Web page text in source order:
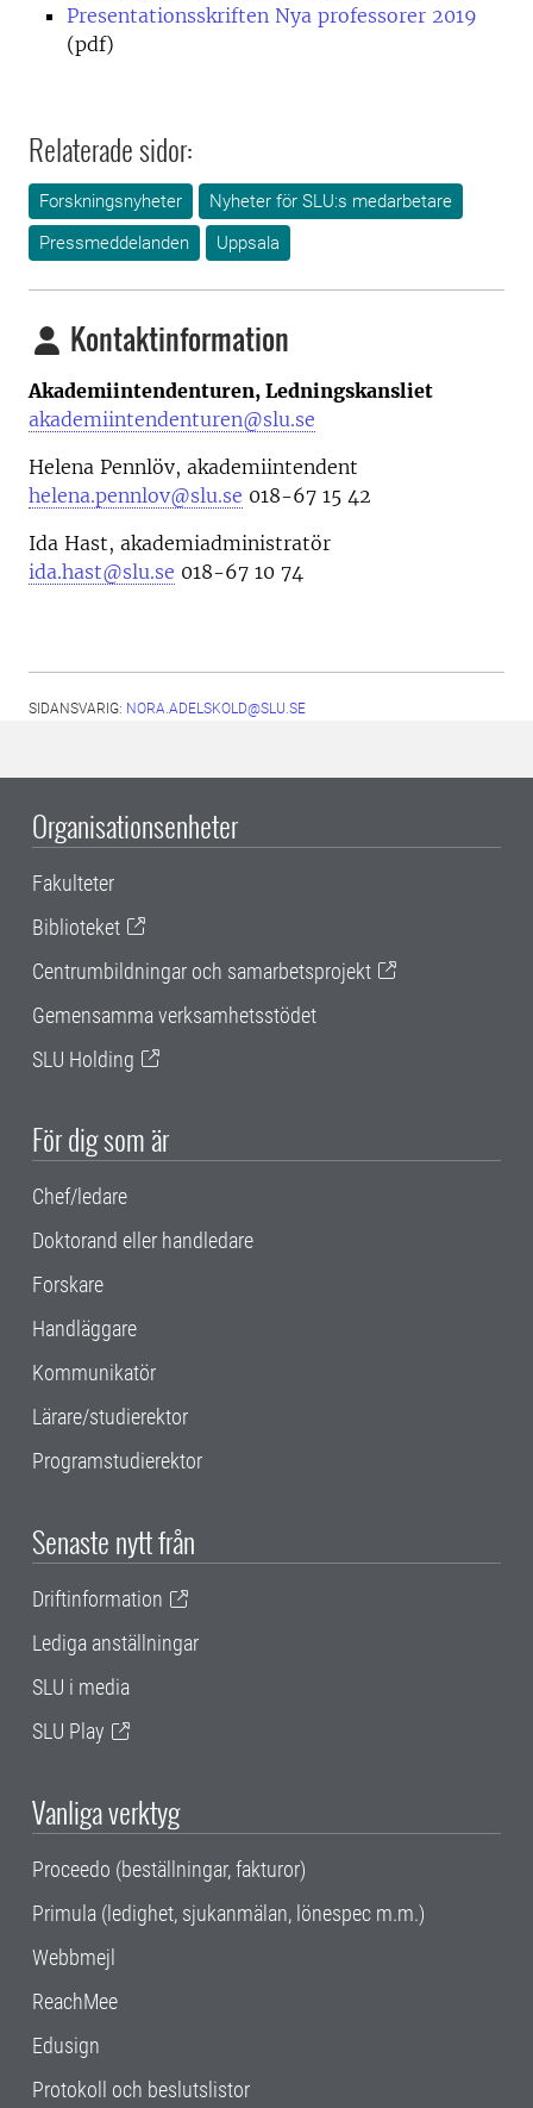
Presentationsskriften Nya professorer 2019
(pdf)
Relaterade sidor:
Forskningsnyheter
Nyheter för SLU:s medarbetare
Pressmeddelanden
Uppsala
Kontaktinformation
Akademiintendenturen, Ledningskansliet
akademiintendenturen@slu.se
Helena Pennlöv, akademiintendent
helena.pennlov@slu.se 018-67 15 42
Ida Hast, akademiadministratör
ida.hast@slu.se 018-67 10 74
SIDANSVARIG: NORA.ADELSKOLD@SLU.SE
Organisationsenheter
Fakulteter
Biblioteket
Centrumbildningar och samarbetsprojekt
Gemensamma verksamhetsstödet
SLU Holding
För dig som är
Chef/ledare
Doktorand eller handledare
Forskare
Handläggare
Kommunikatör
Lärare/studierektor
Programstudierektor
Senaste nytt från
Driftinformation
Lediga anställningar
SLU i media
SLU Play
Vanliga verktyg
Proceedo (beställningar, fakturor)
Primula (ledighet, sjukanmälan, lönespec m.m.)
Webbmejl
ReachMee
Edusign
Protokoll och beslutslistor